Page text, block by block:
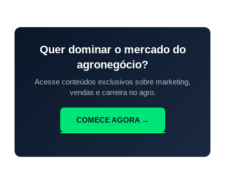
Quer dominar o mercado do
agronegócio?
Acesse conteúdos exclusivos sobre marketing,
vendas e carreira no agro.
COMECE AGORA →